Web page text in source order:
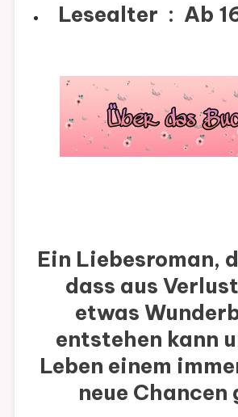
Lesealter ‏ : ‎ Ab
Ein Liebesroman,
dass aus
etwas
entstehen kann
Leben einem
neue Chancen